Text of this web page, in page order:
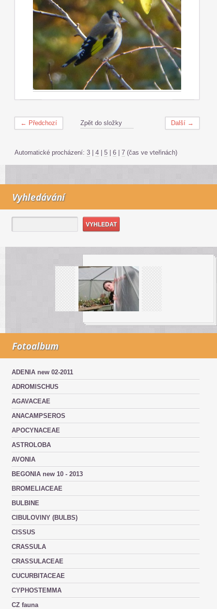
← Předchozí Další →
Zpět do složky
Automatické procházení: 3 | 4 | 5 | 6 | 7 (čas ve vteřinách)
Vyhledávání
Fotoalbum
ADENIA new 02-2011
ADROMISCHUS
AGAVACEAE
ANACAMPSEROS
APOCYNACEAE
ASTROLOBA
AVONIA
BEGONIA new 10 - 2013
BROMELIACEAE
BULBINE
CIBULOVINY (BULBS)
CISSUS
CRASSULA
CRASSULACEAE
CUCURBITACEAE
CYPHOSTEMMA
CZ fauna